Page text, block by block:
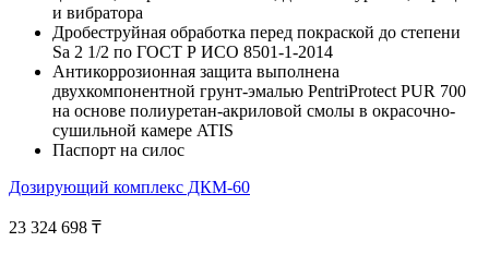
и вибратора
Дробеструйная обработка перед покраской до степени
Sa 2 1/2 по ГОСТ Р ИСО 8501-1-2014
Антикоррозионная защита выполнена
двухкомпонентной грунт-эмалью PentriProtect PUR 700
на основе полиуретан-акриловой смолы в окрасочно-
сушильной камере ATIS
Паспорт на силос
Дозирующий комплекс ДКМ-60
23 324 698 ₸